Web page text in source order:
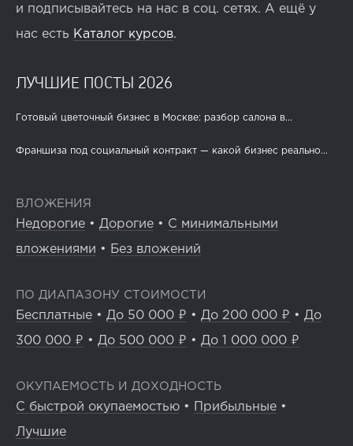
и подписывайтесь на нас в соц. сетях. А ещё у
нас есть Каталог курсов.
ЛУЧШИЕ ПОСТЫ 2026
Готовый цветочный бизнес в Москве: разбор салона в...
Франшиза под социальный контракт — какой бизнес реально...
ВЛОЖЕНИЯ
Недорогие • Дорогие • С минимальными
вложениями • Без вложений
ПО ДИАПАЗОНУ СТОИМОСТИ
Бесплатные • До 50 000 ₽ • До 200 000 ₽ • До
300 000 ₽ • До 500 000 ₽ • До 1 000 000 ₽
ОКУПАЕМОСТЬ И ДОХОДНОСТЬ
С быстрой окупаемостью • Прибыльные •
Лучшие